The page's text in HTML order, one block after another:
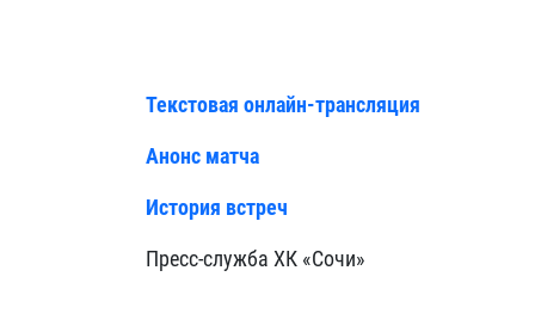
Текстовая онлайн-трансляция
Анонс матча
История встреч
Пресс-служба ХК «Сочи»